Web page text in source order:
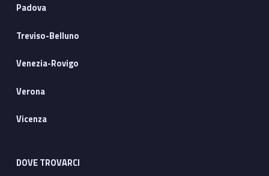
e
m
i
Padova
Treviso-Belluno
Venezia-Rovigo
Verona
Vicenza
DOVE TROVARCI